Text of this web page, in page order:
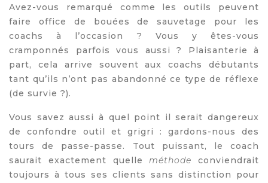
Avez-vous remarqué comme les outils peuvent
faire office de bouées de sauvetage pour les
coachs à l’occasion ? Vous y êtes-vous
cramponnés parfois vous aussi ? Plaisanterie à
part, cela arrive souvent aux coachs débutants
tant qu’ils n’ont pas abandonné ce type de réflexe
(de survie ?).
Vous savez aussi à quel point il serait dangereux
de confondre outil et grigri : gardons-nous des
tours de passe-passe. Tout puissant, le coach
saurait exactement quelleméthode conviendrait
toujours à tous ses clients sans distinction pour